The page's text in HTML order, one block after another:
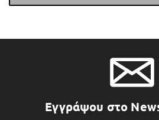
Εγγράψου στο